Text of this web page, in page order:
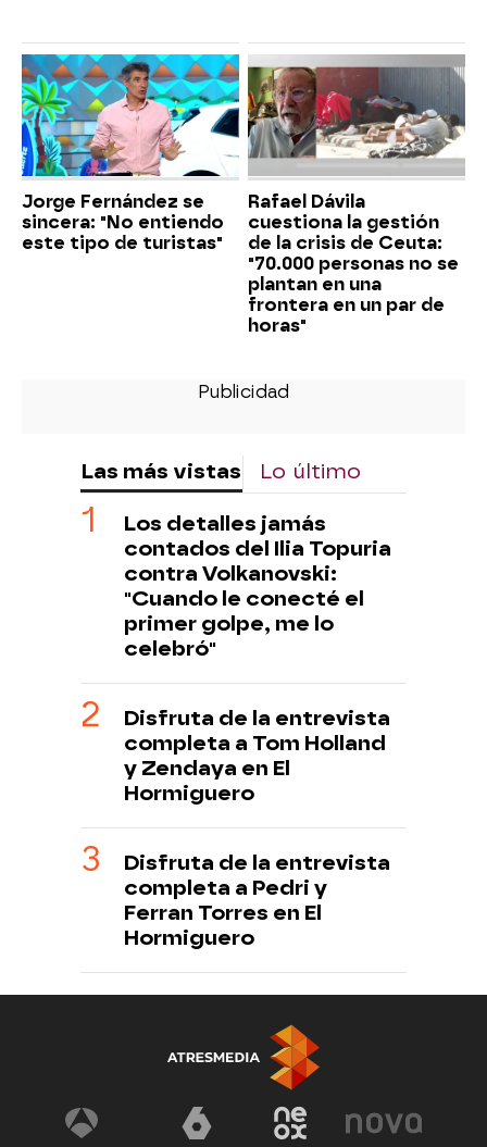
Jorge Fernández se
sincera: "No entiendo
este tipo de turistas"
Rafael Dávila
cuestiona la gestión
de la crisis de Ceuta:
"70.000 personas no se
plantan en una
frontera en un par de
horas"
Las más vistas Lo último
Los detalles jamás
contados del Ilia Topuria
contra Volkanovski:
"Cuando le conecté el
primer golpe, me lo
celebró"
Disfruta de la entrevista
completa a Tom Holland
y Zendaya en El
Hormiguero
Disfruta de la entrevista
completa a Pedri y
Ferran Torres en El
Hormiguero